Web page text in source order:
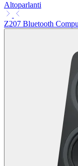
Altoparlanti
Z207 Bluetooth